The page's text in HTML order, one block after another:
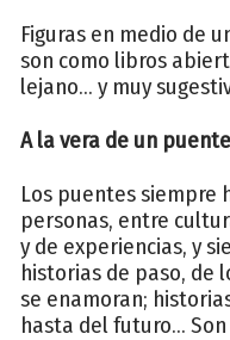
Figuras en medio de
son como libros
lejano... y muy
A la vera de un puente
Los puentes siempre
personas, entre
y de experiencias, y
historias de paso, de
se enamoran;
hasta del futuro... Son